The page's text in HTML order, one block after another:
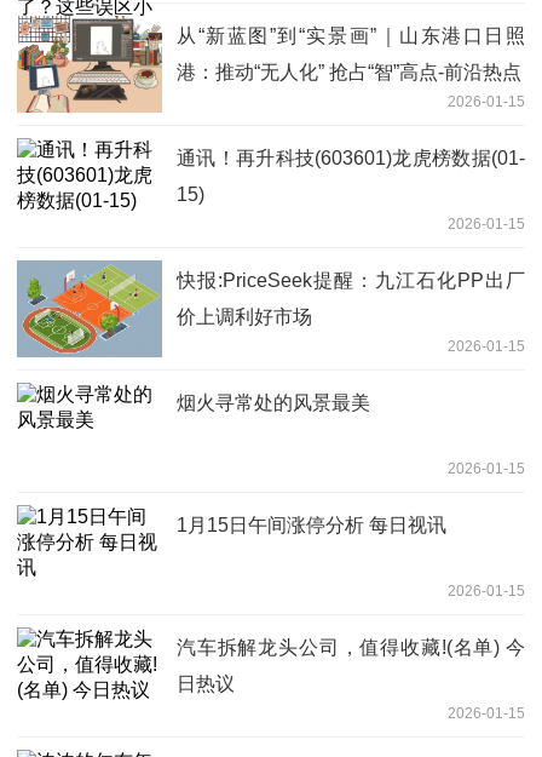
从“新蓝图”到“实景画”｜山东港口日照
港：推动“无人化” 抢占“智”高点-前沿热点
2026-01-15
通讯！再升科技(603601)龙虎榜数据(01-
15)
2026-01-15
快报:PriceSeek提醒：九江石化PP出厂
价上调利好市场
2026-01-15
烟火寻常处的风景最美
2026-01-15
1月15日午间涨停分析 每日视讯
2026-01-15
汽车拆解龙头公司，值得收藏!(名单) 今
日热议
2026-01-15